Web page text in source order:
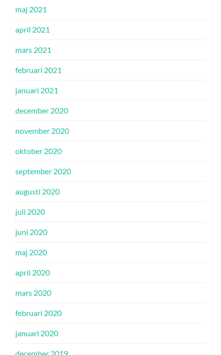
maj 2021
april 2021
mars 2021
februari 2021
januari 2021
december 2020
november 2020
oktober 2020
september 2020
augusti 2020
juli 2020
juni 2020
maj 2020
april 2020
mars 2020
februari 2020
januari 2020
december 2019